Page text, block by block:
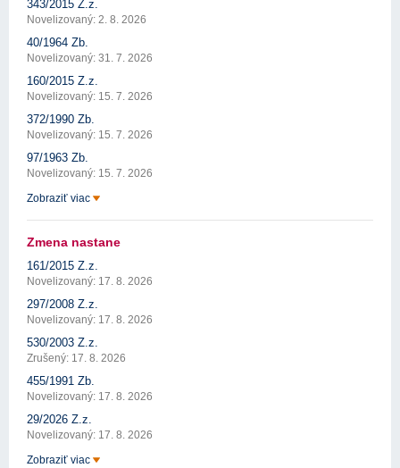
343/2015 Z.z.
Novelizovaný: 2. 8. 2026
40/1964 Zb.
Novelizovaný: 31. 7. 2026
160/2015 Z.z.
Novelizovaný: 15. 7. 2026
372/1990 Zb.
Novelizovaný: 15. 7. 2026
97/1963 Zb.
Novelizovaný: 15. 7. 2026
Zobraziť viac
Zmena nastane
161/2015 Z.z.
Novelizovaný: 17. 8. 2026
297/2008 Z.z.
Novelizovaný: 17. 8. 2026
530/2003 Z.z.
Zrušený: 17. 8. 2026
455/1991 Zb.
Novelizovaný: 17. 8. 2026
29/2026 Z.z.
Novelizovaný: 17. 8. 2026
Zobraziť viac